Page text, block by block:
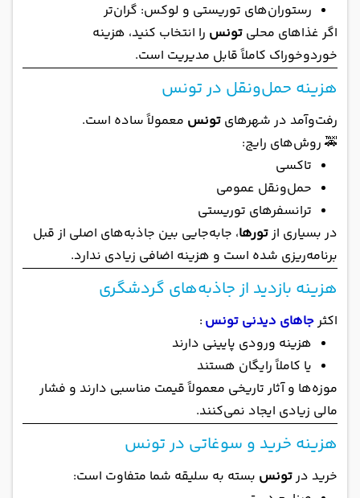
رستوران‌های توریستی و لوکس: گران‌تر
اگر غذاهای محلی تونس را انتخاب کنید، هزینه
خوردوخوراک کاملاً قابل مدیریت است.
هزینه حمل‌ونقل در تونس
رفت‌وآمد در شهرهای تونس معمولاً ساده است.
🚕 روش‌های رایج:
تاکسی
حمل‌ونقل عمومی
ترانسفرهای توریستی
در بسیاری ازتورها، جابه‌جایی بین جاذبه‌های اصلی از قبل
برنامه‌ریزی شده است و هزینه اضافی زیادی ندارد.
هزینه بازدید از جاذبه‌های گردشگری
اکثرجاهای دیدنی تونس :
هزینه ورودی پایینی دارند
یا کاملاً رایگان هستند
موزه‌ها و آثار تاریخی معمولاً قیمت مناسبی دارند و فشار
مالی زیادی ایجاد نمی‌کنند.
هزینه خرید و سوغاتی در تونس
خرید درتونس بسته به سلیقه شما متفاوت است: